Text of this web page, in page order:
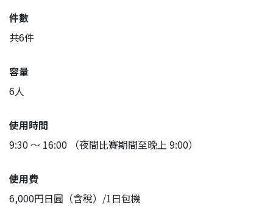
件數
共6件
容量
6人
使用時間
9:30 ～ 16:00 （夜間比賽期間至晚上 9:00）
使用費
6,000円日圓（含稅）/1日包機